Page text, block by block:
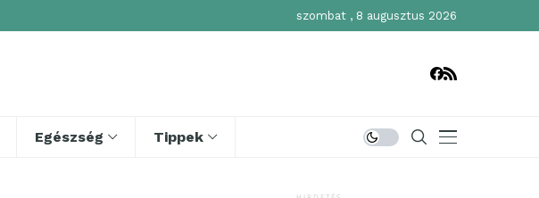
szombat , 8 augusztus 2026
Egészség Tippek